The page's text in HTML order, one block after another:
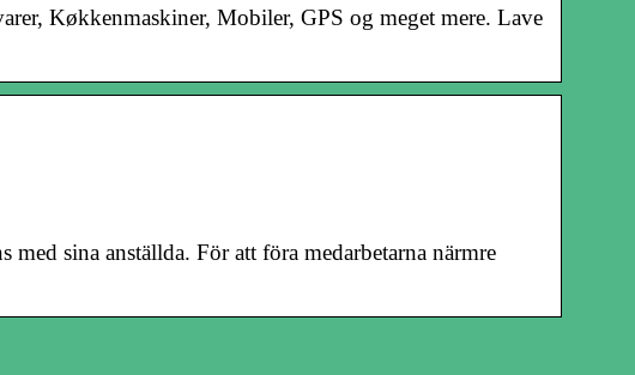
Køkkenmaskiner, Mobiler, GPS og meget mere. Lave
sina anställda. För att föra medarbetarna närmre